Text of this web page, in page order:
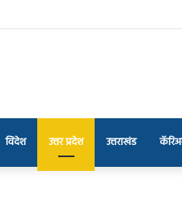
विदेश उत्तर प्रदेश उत्तराखंड